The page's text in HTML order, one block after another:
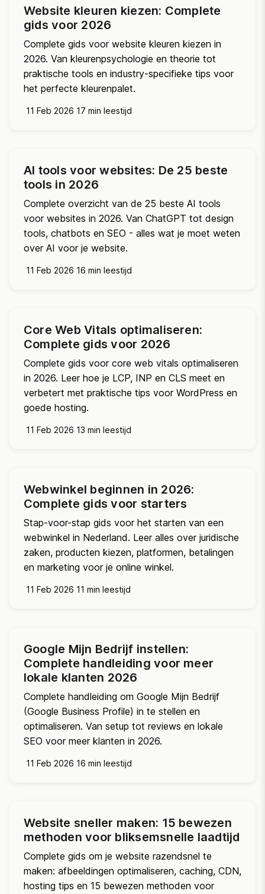
Website kleuren kiezen: Complete
gids voor 2026
Complete gids voor website kleuren kiezen in
2026. Van kleurenpsychologie en theorie tot
praktische tools en industry-specifieke tips voor
het perfecte kleurenpalet.
11 Feb 2026 17 min leestijd
AI tools voor websites: De 25 beste
tools in 2026
Complete overzicht van de 25 beste AI tools
voor websites in 2026. Van ChatGPT tot design
tools, chatbots en SEO - alles wat je moet weten
over AI voor je website.
11 Feb 2026 16 min leestijd
Core Web Vitals optimaliseren:
Complete gids voor 2026
Complete gids voor core web vitals optimaliseren
in 2026. Leer hoe je LCP, INP en CLS meet en
verbetert met praktische tips voor WordPress en
goede hosting.
11 Feb 2026 13 min leestijd
Webwinkel beginnen in 2026:
Complete gids voor starters
Stap-voor-stap gids voor het starten van een
webwinkel in Nederland. Leer alles over juridische
zaken, producten kiezen, platformen, betalingen
en marketing voor je online winkel.
11 Feb 2026 11 min leestijd
Google Mijn Bedrijf instellen:
Complete handleiding voor meer
lokale klanten 2026
Complete handleiding om Google Mijn Bedrijf
(Google Business Profile) in te stellen en
optimaliseren. Van setup tot reviews en lokale
SEO voor meer klanten in 2026.
11 Feb 2026 16 min leestijd
Website sneller maken: 15 bewezen
methoden voor bliksemsnelle laadtijd
Complete gids om je website razendsnel te
maken: afbeeldingen optimaliseren, caching, CDN,
hosting tips en 15 bewezen methoden voor